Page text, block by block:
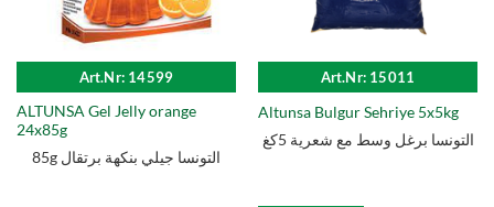
Art.Nr: 14599
ALTUNSA Gel Jelly orange
24x85g
85g التونسا جيلي بنكهة برتقال
Art.Nr: 15011
Altunsa Bulgur Sehriye 5x5kg
التونسا برغل وسط مع شعرية 5كغ